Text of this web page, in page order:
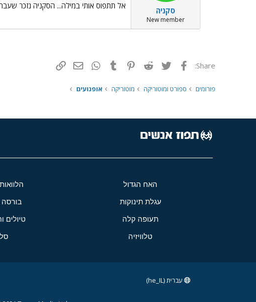
סקניה
New member
אל תתפוס אותי במילה... הסקניה נזכר שעבר
Share: פייסבוק Twitter
Reddit
Pinterest
Tumblr
WhatsAppדואר אלקטרוני
פורומים ספורט ומוטוריקה מוטוריקה אופנועים
האח הגדול
עגלת תינוקות בורסה
תעופה קלה טיולים
טלוויזיה
עברית (he_IL)